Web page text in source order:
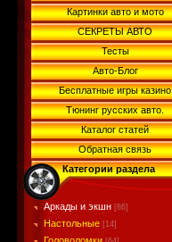
Картинки авто и мото
СЕКРЕТЫ АВТО
Тесты
Авто-Блог
Бесплатные игры казино
Тюнинг русских авто.
Каталог статей
Обратная связь
Категории раздела
Аркады и экшн [86]
Настольные [14]